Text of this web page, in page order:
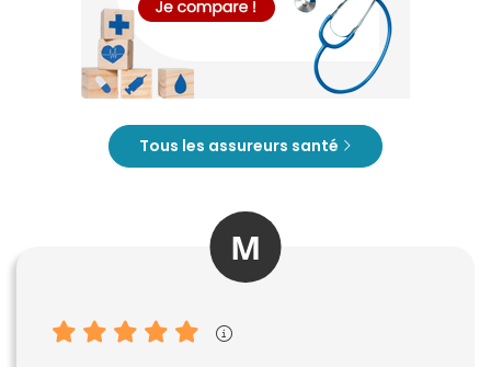
Tous les assureurs santé
M